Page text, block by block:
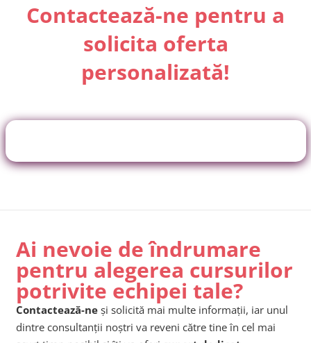
Contactează-ne pentru a
solicita oferta
personalizată!
Ai nevoie de îndrumare
pentru alegerea cursurilor
potrivite echipei tale?
Contactează-ne și solicită mai multe informații, iar unul
dintre consultanții noștri va reveni către tine în cel mai